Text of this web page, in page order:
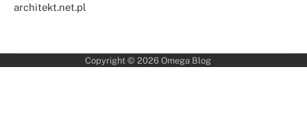
architekt.net.pl
Copyright © 2026 Omega Blog